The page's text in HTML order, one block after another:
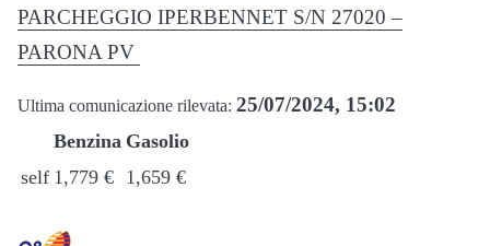
PARCHEGGIO IPERBENNET S/N 27020 –
PARONA PV
Ultima comunicazione rilevata: 25/07/2024, 15:02
Benzina Gasolio
self 1,779 € 1,659 €